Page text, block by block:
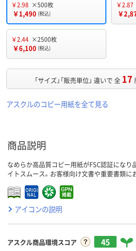
￥2.98 ×500枚
￥1,490 (税込)
￥2.87
￥
￥2.44 ×2500枚
￥6,100 (税込)
「サイズ」「販売単位」 違いで 全 17
アスクルのコピー用紙を全て見る
商品説明
なめらか高品質コピー用紙がFSC認証になり
イトスムース。お客様向け文書や重要書類に
アイコンの説明
アスクル商品環境スコア 45